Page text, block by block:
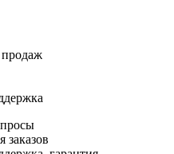
заказов